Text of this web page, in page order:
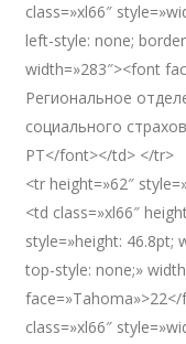
class=»xl66″
left-style: none;
width=»283″><font
Региональное
социального
РТ</font></td> </tr>
<tr height=»62″
<td class=»xl66″
style=»height: 46.8pt;
top-style: none;»
class=»xl66″